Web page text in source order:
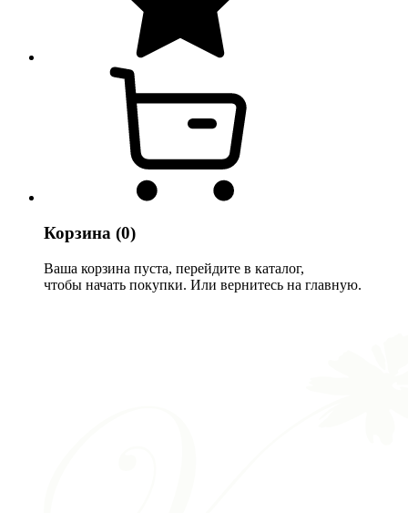
Корзина (0)
Ваша корзина пуста, перейдите в каталог,
чтобы начать покупки. Или вернитесь на главную.